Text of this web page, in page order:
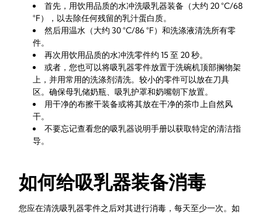
首先，用饮用品质的水冲洗吸乳器装备（大约 20 °C/68
°F），以去除任何残留的乳汁蛋白质。
然后用温水（大约 30 °C/86 °F）和洗涤液清洗所有零
件。
再次用饮用品质的水冲洗零件约 15 至 20 秒。
或者，您也可以将吸乳器零件放置于洗碗机顶部搁物架
上，并用常用的洗涤剂清洗。较小的零件可以放在刀具
区。确保母乳储奶瓶、吸乳护罩和奶嘴朝下放置。
用干净的布擦干装备或将其放在干净的茶巾上自然风
干。
不要忘记查看您的吸乳器说明手册以获取特定的清洁指
导。
如何给吸乳器装备消毒
您应在清洗吸乳器零件之后对其进行消毒，每天至少一次。如